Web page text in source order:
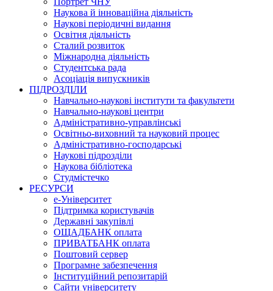
Наукова й інноваційна діяльність
Наукові періодичні видання
Освітня діяльність
Сталий розвиток
Міжнародна діяльність
Студентська рада
Асоціація випускників
ПІДРОЗДІЛИ
Навчально-наукові інститути та факультети
Навчально-наукові центри
Адміністративно-управлінські
Освітньо-виховний та науковий процес
Адміністративно-господарські
Наукові підрозділи
Наукова бібліотека
Студмістечко
РЕСУРСИ
е-Університет
Підтримка користувачів
Державні закупівлі
ОЩАДБАНК оплата
ПРИВАТБАНК оплата
Поштовий сервер
Програмне забезпечення
Інституційний репозитарій
Сайти університету